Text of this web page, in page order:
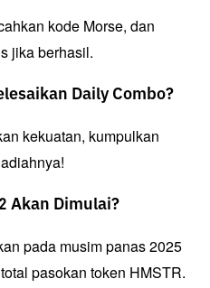
kode Morse, dan
jika berhasil.
Daily Combo?
kekuatan, kumpulkan
Akan Dimulai?
pada musim panas 2025
pasokan token HMSTR.